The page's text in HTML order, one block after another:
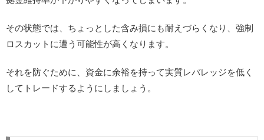
その状態では、ちょっとした含み損にも耐えづらくなり、強制
ロスカットに遭う可能性が高くなります。
それを防ぐために、資金に余裕を持って実質レバレッジを低く
してトレードするようにしましょう。